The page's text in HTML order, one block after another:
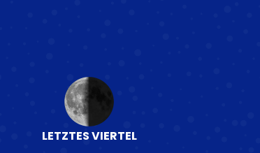
LETZTES VIERTEL